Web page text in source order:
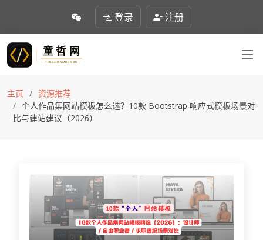
登录 注册
主页
资源推荐
个人作品集网站模板怎么选？10款 Bootstrap 响应式模板场景对
比与建站建议（2026）